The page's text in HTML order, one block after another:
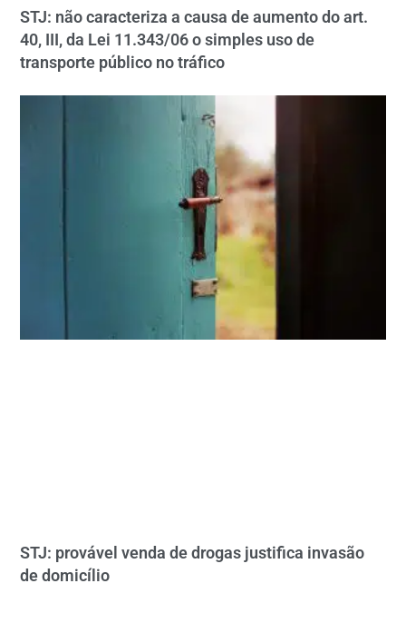
STJ: não caracteriza a causa de aumento do art.
40, III, da Lei 11.343/06 o simples uso de
transporte público no tráfico
STJ: provável venda de drogas justifica invasão
de domicílio